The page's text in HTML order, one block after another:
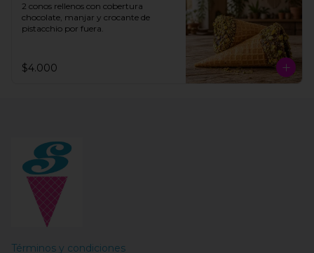
2 conos rellenos con cobertura
chocolate, manjar y crocante de
pistacchio por fuera.
$4.000
Términos y condiciones